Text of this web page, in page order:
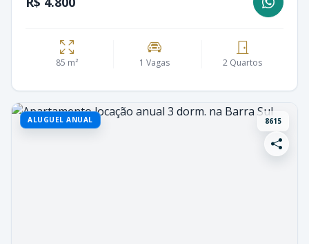
85 m² 1 Vagas 2 Quartos
ALUGUEL ANUAL 8615